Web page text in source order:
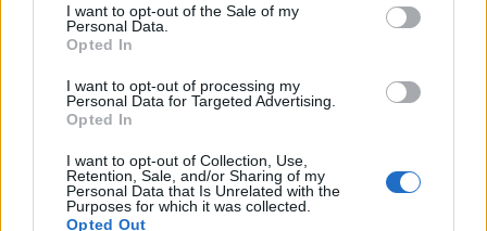
I want to opt-out of the Sale of my
Personal Data.
Opted In
I want to opt-out of processing my
Personal Data for Targeted Advertising.
Opted In
I want to opt-out of Collection, Use,
Retention, Sale, and/or Sharing of my
Personal Data that Is Unrelated with the
Purposes for which it was collected.
Opted Out
2004 8.2 2016